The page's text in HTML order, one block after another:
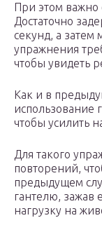
При этом важно
Достаточно
секунд, а затем
упражнения
чтобы увидеть
Как и в
использование
чтобы усилить
Для такого
повторений,
предыдущем
гантелю, зажав
нагрузку на